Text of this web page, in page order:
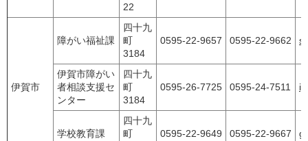
22
伊賀市
障がい福祉課
四十九
町
3184
0595-22-9657 0595-22-9662
伊賀市障がい
者相談支援セ
ンター
四十九
町
3184
0595-26-7725 0595-24-7511
学校教育課
四十九
町
0595-22-9649 0595-22-9667